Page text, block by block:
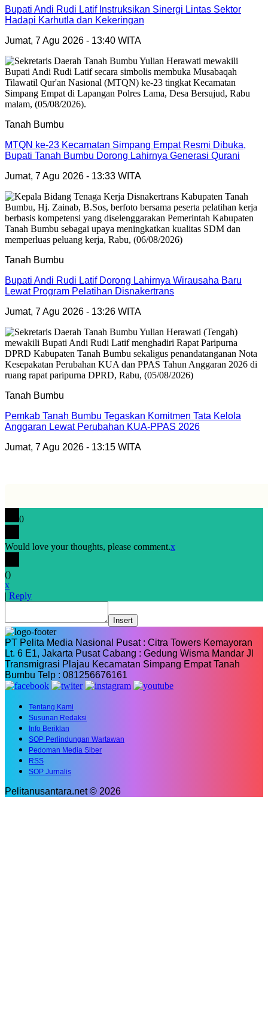
Bupati Andi Rudi Latif Instruksikan Sinergi Lintas Sektor
Hadapi Karhutla dan Kekeringan
Jumat, 7 Agu 2026 - 13:40 WITA
Tanah Bumbu
MTQN ke-23 Kecamatan Simpang Empat Resmi Dibuka,
Bupati Tanah Bumbu Dorong Lahirnya Generasi Qurani
Jumat, 7 Agu 2026 - 13:33 WITA
Tanah Bumbu
Bupati Andi Rudi Latif Dorong Lahirnya Wirausaha Baru
Lewat Program Pelatihan Disnakertrans
Jumat, 7 Agu 2026 - 13:26 WITA
Tanah Bumbu
Pemkab Tanah Bumbu Tegaskan Komitmen Tata Kelola
Anggaran Lewat Perubahan KUA-PPAS 2026
Jumat, 7 Agu 2026 - 13:15 WITA
0
Would love your thoughts, please comment.x
()
x
| Reply
Insert
PT Pelita Media Nasional Pusat : Citra Towers Kemayoran
Lt. 6 E1, Jakarta Pusat Cabang : Gedung Wisma Mandar Jl
Transmigrasi Plajau Kecamatan Simpang Empat Tanah
Bumbu Telp : 081256676161
Tentang Kami
Susunan Redaksi
Info Beriklan
SOP Perlindungan Wartawan
Pedoman Media Siber
RSS
SOP Jurnalis
Pelitanusantara.net © 2026